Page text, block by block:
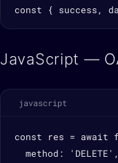
const { success,
JavaScript —
javascript
const res = await
  method: 'DELETE',